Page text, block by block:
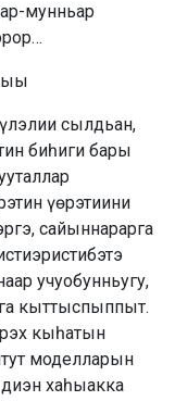
мунньар
сылдьан,
биһиги бары
үөрэтиини
сайыннарарга
учуобунньугу,
кыттыспыппыт.
кыһатын
моделларын
диэн хаһыакка